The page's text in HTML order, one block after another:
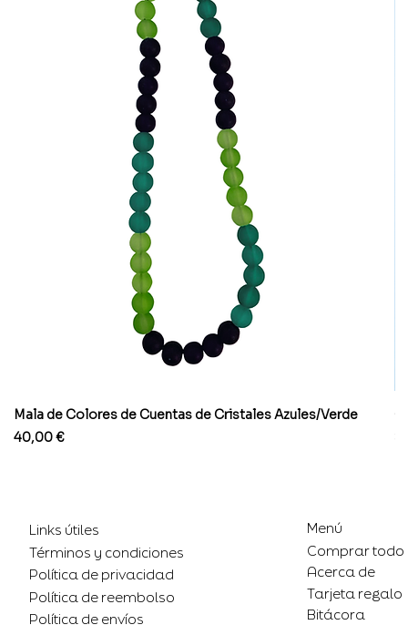
Mala de Colores de Cuentas de Cristales Azules/Verde
Precio
40,00 €
Links útiles
Términos y condiciones
Política de privacidad
Política de reembolso
Política de envíos
Menú
Comprar todo
Acerca de
Tarjeta regalo
Bitácora